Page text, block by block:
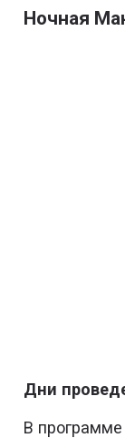
Ночная
Дни
В